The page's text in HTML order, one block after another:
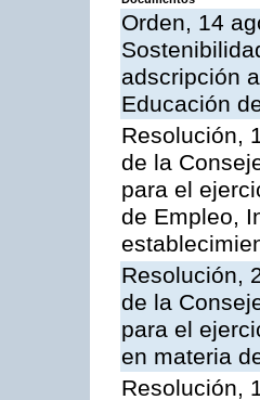
Orden, 14
adscripción
Educación
Resolución,
de la
para el
de Empleo,
Resolución,
de la
para el
en materia
Resolución,